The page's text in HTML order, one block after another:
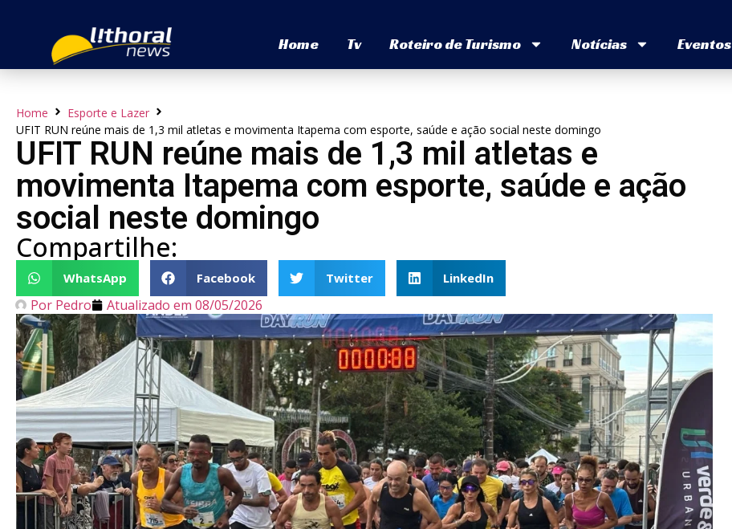
Home Tv Roteiro de Turismo Notícias Eventos
Home
Esporte e Lazer
UFIT RUN reúne mais de 1,3 mil atletas e movimenta Itapema com esporte, saúde e ação social neste domingo
UFIT RUN reúne mais de 1,3 mil atletas e
movimenta Itapema com esporte, saúde e ação
social neste domingo
Compartilhe:
WhatsApp Facebook Twitter LinkedIn
Por Pedro Atualizado em 08/05/2026